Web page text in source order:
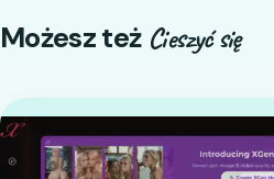
Możesz też Cieszyć się